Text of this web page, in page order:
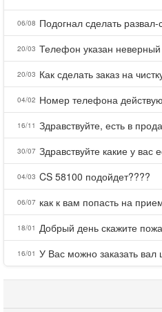
06/08
20/03 Телефон указан неверный
20/03 Как сделать заказ на
04/02
16/11
30/07 Здравствуйте какие у вас
04/03 CS 58100 подойдет????
06/07
18/01
16/01